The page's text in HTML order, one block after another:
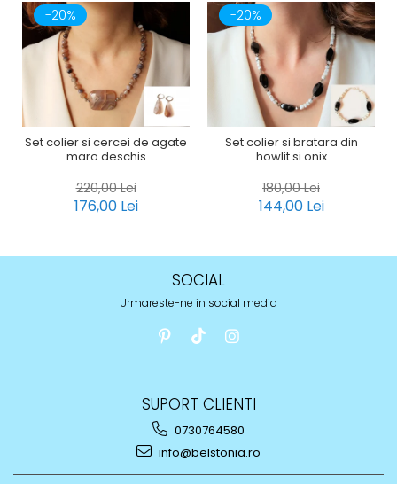
-20%
Set colier si cercei de agate
maro deschis
220,00 Lei
176,00 Lei
-20%
Set colier si bratara din
howlit si onix
180,00 Lei
144,00 Lei
SOCIAL
Urmareste-ne in social media
SUPORT CLIENTI
0730764580
info@belstonia.ro